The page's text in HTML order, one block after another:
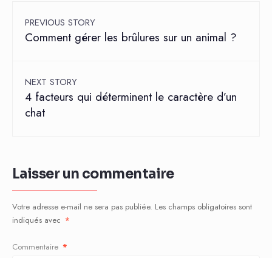
PREVIOUS STORY
Comment gérer les brûlures sur un animal ?
NEXT STORY
4 facteurs qui déterminent le caractère d’un
chat
Laisser un commentaire
Votre adresse e-mail ne sera pas publiée. Les champs obligatoires sont
indiqués avec *
Commentaire *